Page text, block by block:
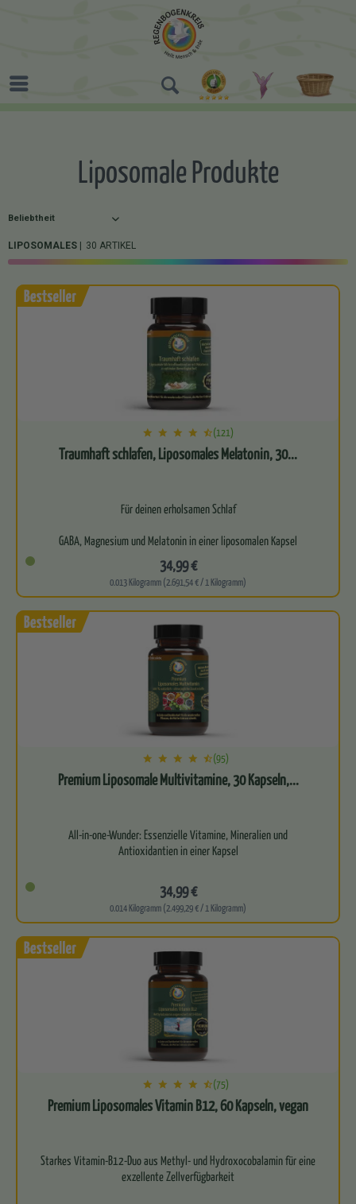
Liposomale Produkte
LIPOSOMALES 30 ARTIKEL
(121)
Traumhaft schlafen, Liposomales Melatonin, 30...
Für deinen erholsamen Schlaf
GABA, Magnesium und Melatonin in einer liposomalen Kapsel
Hohe Bioverfügbarkeit
34,99 €
0.013 Kilogramm (2.691,54 € / 1 Kilogramm)
(95)
Premium Liposomale Multivitamine, 30 Kapseln,...
All-in-one-Wunder: Essenzielle Vitamine, Mineralien und
Antioxidantien in einer Kapsel
34,99 €
0.014 Kilogramm (2.499,29 € / 1 Kilogramm)
(75)
Premium Liposomales Vitamin B12, 60 Kapseln, vegan
Starkes Vitamin-B12-Duo aus Methyl- und Hydroxocobalamin für eine
exzellente Zellverfügbarkeit